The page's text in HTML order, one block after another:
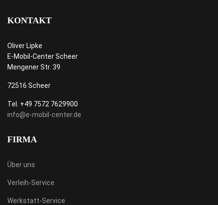
KONTAKT
Oliver Lipke
E-Mobil-Center Scheer
Mengener Str. 39
72516 Scheer
Tel. +49 7572 7629900
info@e-mobil-center.de
FIRMA
Über uns
Verleih-Service
Werkstatt-Service